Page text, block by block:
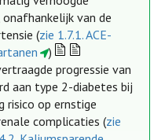
van de
(zie 1.7.1. ACE-
)
progressie van
aan type 2-diabetes bij
risico op ernstige
complicaties (zie